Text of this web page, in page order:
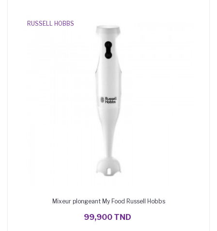
RUSSELL HOBBS
Mixeur plongeant My Food Russell Hobbs
99,900 TND